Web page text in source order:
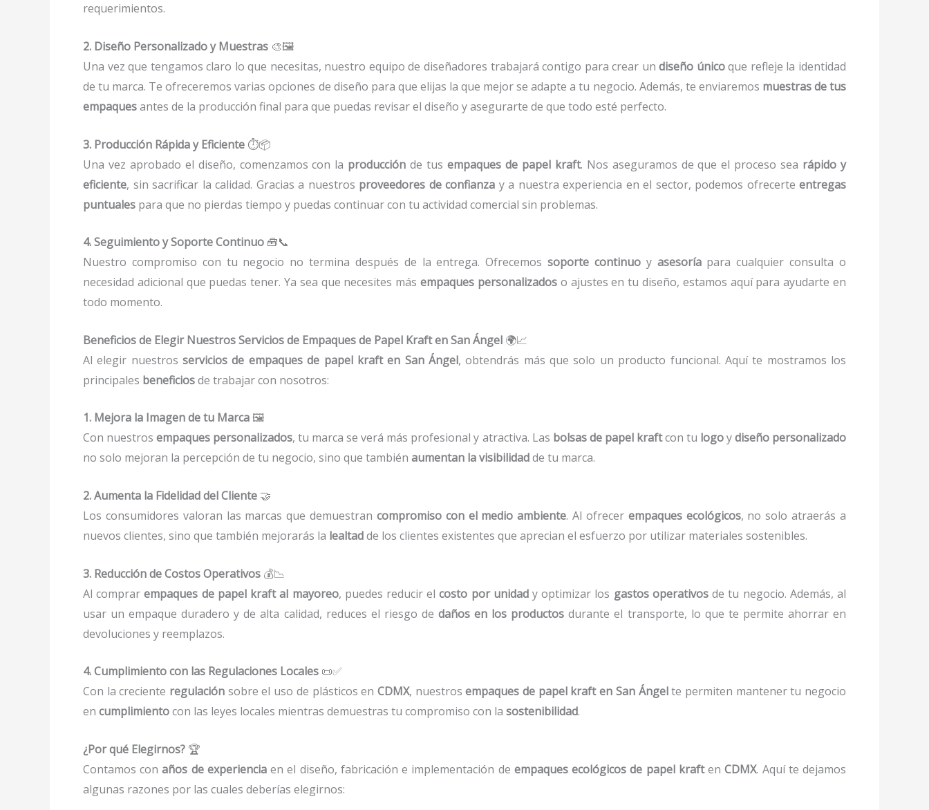
requerimientos.
2. Diseño Personalizado y Muestras 🎨🖼️
Una vez que tengamos claro lo que necesitas, nuestro equipo de diseñadores trabajará contigo para crear undiseño únicoque refleje la identidad
de tu marca. Te ofreceremos varias opciones de diseño para que elijas la que mejor se adapte a tu negocio. Además, te enviaremos muestras de tus
empaquesantes de la producción final para que puedas revisar el diseño y asegurarte de que todo esté perfecto.
3. Producción Rápida y Eficiente ⏱️📦
Una vez aprobado el diseño, comenzamos con la producción de tusempaques de papel kraft. Nos aseguramos de que el proceso sea rápido y
eficiente, sin sacrificar la calidad. Gracias a nuestros proveedores de confianza y a nuestra experiencia en el sector, podemos ofrecerte entregas
puntuales para que no pierdas tiempo y puedas continuar con tu actividad comercial sin problemas.
4. Seguimiento y Soporte Continuo 🧰📞
Nuestro compromiso con tu negocio no termina después de la entrega. Ofrecemossoporte continuoy asesoríapara cualquier consulta o
necesidad adicional que puedas tener. Ya sea que necesites másempaques personalizadoso ajustes en tu diseño, estamos aquí para ayudarte en
todo momento.
Beneficios de Elegir Nuestros Servicios de Empaques de Papel Kraft en San Ángel 🌍📈
Al elegir nuestrosservicios de empaques de papel kraft en San Ángel, obtendrás más que solo un producto funcional. Aquí te mostramos los
principales beneficiosde trabajar con nosotros:
1. Mejora la Imagen de tu Marca 🖼️
Con nuestrosempaques personalizados, tu marca se verá más profesional y atractiva. Las bolsas de papel kraftcon tu logoydiseño personalizado
no solo mejoran la percepción de tu negocio, sino que también aumentan la visibilidadde tu marca.
2. Aumenta la Fidelidad del Cliente 🤝
Los consumidores valoran las marcas que demuestran compromiso con el medio ambiente. Al ofrecer empaques ecológicos, no solo atraerás a
nuevos clientes, sino que también mejorarás la lealtadde los clientes existentes que aprecian el esfuerzo por utilizar materiales sostenibles.
3. Reducción de Costos Operativos 💰📉
Al comprarempaques de papel kraft al mayoreo, puedes reducir elcosto por unidady optimizar los gastos operativosde tu negocio. Además, al
usar un empaque duradero y de alta calidad, reduces el riesgo de daños en los productos durante el transporte, lo que te permite ahorrar en
devoluciones y reemplazos.
4. Cumplimiento con las Regulaciones Locales 📜✅
Con la creciente regulación sobre el uso de plásticos en CDMX, nuestrosempaques de papel kraft en San Ángelte permiten mantener tu negocio
en cumplimientocon las leyes locales mientras demuestras tu compromiso con la sostenibilidad.
¿Por qué Elegirnos? 🏆
Contamos conaños de experienciaen el diseño, fabricación e implementación de empaques ecológicos de papel kraftenCDMX. Aquí te dejamos
algunas razones por las cuales deberías elegirnos: